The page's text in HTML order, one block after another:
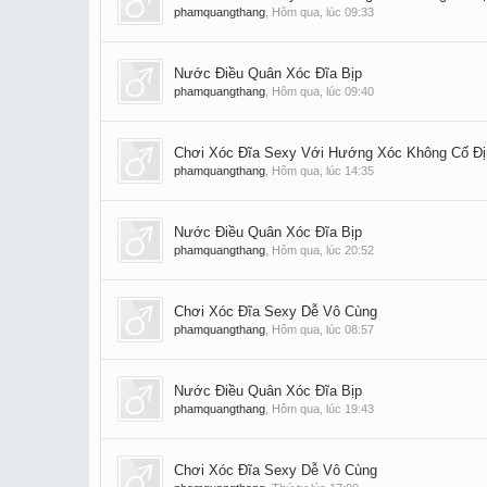
phamquangthang Hôm qua, lúc 09:33
Nước Điều Quân Xóc Đĩa Bịp
phamquangthang Hôm qua, lúc 09:40
Chơi Xóc Đĩa Sexy Với Hướng Xóc Không Cố
phamquangthang Hôm qua, lúc 14:35
Nước Điều Quân Xóc Đĩa Bịp
phamquangthang Hôm qua, lúc 20:52
Chơi Xóc Đĩa Sexy Dễ Vô Cùng
phamquangthang Hôm qua, lúc 08:57
Nước Điều Quân Xóc Đĩa Bịp
phamquangthang Hôm qua, lúc 19:43
Chơi Xóc Đĩa Sexy Dễ Vô Cùng